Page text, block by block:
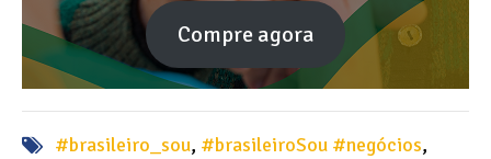
Compre agora
#brasileiro_sou, #brasileiroSou #negócios,